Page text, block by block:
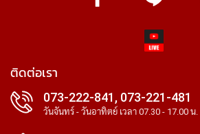
ติดต่อเรา
073-222-841, 073-221-481
วันจันทร์ - วันอาทิตย์ เวลา 07.30 - 17.00 น.